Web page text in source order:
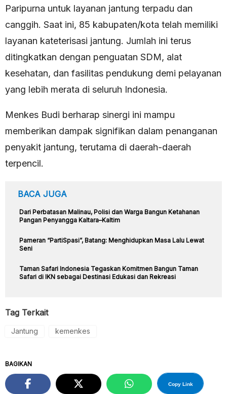
Paripurna untuk layanan jantung terpadu dan
canggih. Saat ini, 85 kabupaten/kota telah memiliki
layanan kateterisasi jantung. Jumlah ini terus
ditingkatkan dengan penguatan SDM, alat
kesehatan, dan fasilitas pendukung demi pelayanan
yang lebih merata di seluruh Indonesia.
Menkes Budi berharap sinergi ini mampu
memberikan dampak signifikan dalam penanganan
penyakit jantung, terutama di daerah-daerah
terpencil.
BACA JUGA
Dari Perbatasan Malinau, Polisi dan Warga Bangun Ketahanan
Pangan Penyangga Kaltara–Kaltim
Pameran “PartiSpasi”, Batang: Menghidupkan Masa Lalu Lewat
Seni
Taman Safari Indonesia Tegaskan Komitmen Bangun Taman
Safari di IKN sebagai Destinasi Edukasi dan Rekreasi
Tag Terkait
Jantung kemenkes
BAGIKAN
Copy Link